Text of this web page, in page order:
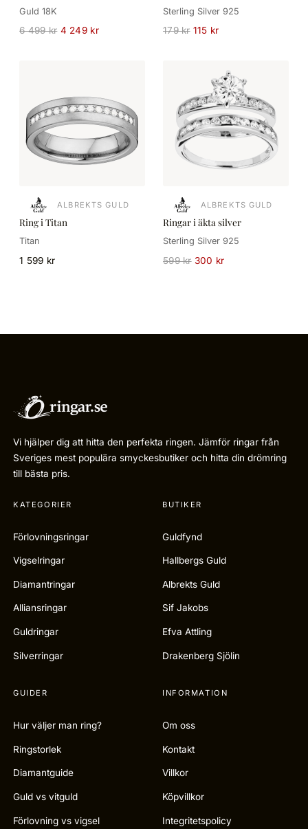
Guld 18K
6 499 kr 4 249 kr
Sterling Silver 925
179 kr 115 kr
ALBREKTS GULD
Ring i Titan
Titan
1 599 kr
ALBREKTS GULD
Ringar i äkta silver
Sterling Silver 925
599 kr 300 kr
Vi hjälper dig att hitta den perfekta ringen. Jämför ringar från
Sveriges mest populära smyckesbutiker och hitta din drömring
till bästa pris.
KATEGORIER
Förlovningsringar
Vigselringar
Diamantringar
Alliansringar
Guldringar
Silverringar
BUTIKER
Guldfynd
Hallbergs Guld
Albrekts Guld
Sif Jakobs
Efva Attling
Drakenberg Sjölin
GUIDER
Hur väljer man ring?
Ringstorlek
Diamantguide
Guld vs vitguld
Förlovning vs vigsel
INFORMATION
Om oss
Kontakt
Villkor
Köpvillkor
Integritetspolicy